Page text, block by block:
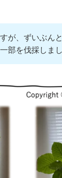
が、ずいぶん
部を伐採しま